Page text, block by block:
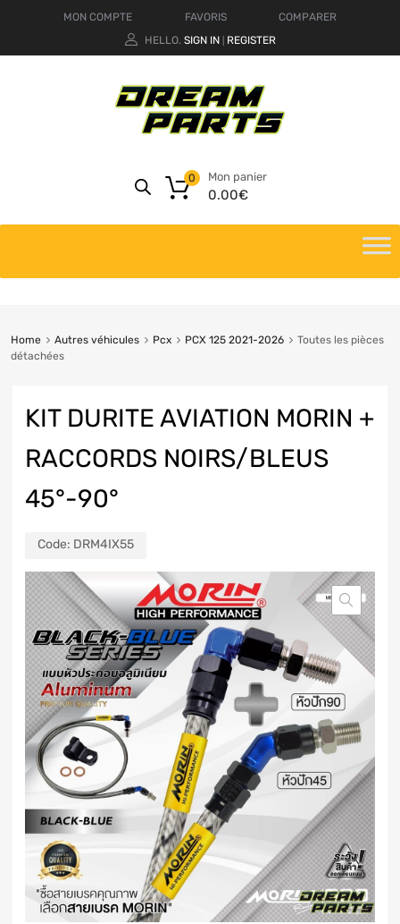
MON COMPTE FAVORIS
COMPARER
HELLO. SIGN IN REGISTER
Mon panier
0.00€
0
Home Autres véhicules Pcx PCX 125 2021-2026
Toutes les pièces
détachées
KIT DURITE AVIATION MORIN +
RACCORDS NOIRS/BLEUS
45°-90°
Code: DRM4IX55